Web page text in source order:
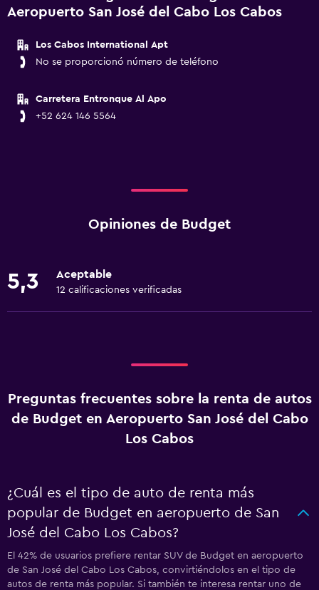
Aeropuerto San José del Cabo Los Cabos
Los Cabos International Apt
No se proporcionó número de teléfono
Carretera Entronque Al Apo
+52 624 146 5564
Opiniones de Budget
5,3 Aceptable
12 calificaciones verificadas
Preguntas frecuentes sobre la renta de autos
de Budget en Aeropuerto San José del Cabo
Los Cabos
¿Cuál es el tipo de auto de renta más
popular de Budget en aeropuerto de San
José del Cabo Los Cabos?
El 42% de usuarios prefiere rentar SUV de Budget en aeropuerto
de San José del Cabo Los Cabos, convirtiéndolos en el tipo de
autos de renta más popular. Si también te interesa rentar uno de